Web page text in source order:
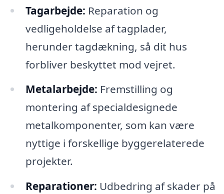
Tagarbejde: Reparation og
vedligeholdelse af tagplader,
herunder tagdækning, så dit hus
forbliver beskyttet mod vejret.
Metalarbejde: Fremstilling og
montering af specialdesignede
metalkomponenter, som kan være
nyttige i forskellige byggerelaterede
projekter.
Reparationer: Udbedring af skader på